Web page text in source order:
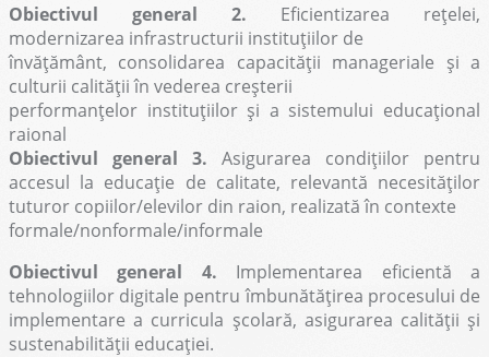
Obiectivul general 2. Eficientizarea rețelei,
modernizarea infrastructurii instituțiilor de
învățământ, consolidarea capacității manageriale și a
culturii calității în vederea creșterii
performanțelor instituțiilor și a sistemului educațional
raional
Obiectivul general 3. Asigurarea condițiilor pentru
accesul la educație de calitate, relevantă necesităților
tuturor copiilor/elevilor din raion, realizată în contexte
formale/nonformale/informale
Obiectivul general 4. Implementarea eficientă a
tehnologiilor digitale pentru îmbunătățirea procesului de
implementare a curricula școlară, asigurarea calității și
sustenabilității educației.